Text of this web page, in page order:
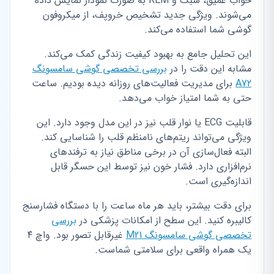
می‌شوند. ویژگی جدید تشخیص خروپف، از میکروفون
گوشی شما استفاده می‌کند.
این تحلیل جامع به بهبود کیفیت زندگی کمک می‌کند.
مشابه این دقت را در بررسی تخصصی گوشی سامسونگ
A72 برای مدیریت فعالیت‌های روزانه دیده بودیم. ساعت
حتی به شما امتیاز خواب می‌دهد.
قابلیت ECG یا نوار قلب نیز در این مدل وجود دارد. این
ویژگی می‌تواند ریتم‌های نامنظم قلب را شناسایی کند.
البته فعال‌سازی آن در برخی مناطق نیاز به ترفندهای
نرم‌افزاری دارد. فشار خون نیز توسط این حسگر قابل
اندازه‌گیری است.
برای دقت بیشتر، باید هر ماه ساعت را با دستگاه فشارسنج
کالیبره کنید. این سطح از امکانات پزشکی در بررسی
تخصصی گوشی سامسونگ M21
غیرقابل تصور بود. واچ ۴
یک همراه واقعی برای سلامتی شماست.